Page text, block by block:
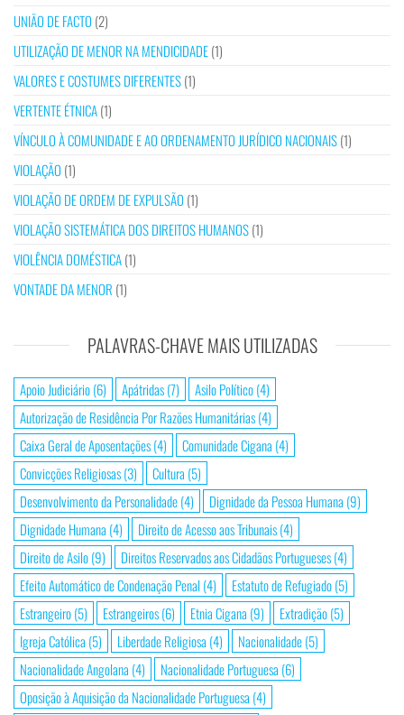
UNIÃO DE FACTO (2)
UTILIZAÇÃO DE MENOR NA MENDICIDADE(1)
VALORES E COSTUMES DIFERENTES(1)
VERTENTE ÉTNICA(1)
VÍNCULO À COMUNIDADE E AO ORDENAMENTO JURÍDICO NACIONAIS(1)
VIOLAÇÃO (1)
VIOLAÇÃO DE ORDEM DE EXPULSÃO (1)
VIOLAÇÃO SISTEMÁTICA DOS DIREITOS HUMANOS(1)
VIOLÊNCIA DOMÉSTICA(1)
VONTADE DA MENOR (1)
PALAVRAS-CHAVE MAIS UTILIZADAS
Apoio Judiciário(6) Apátridas(7) Asilo Político(4)
Autorização de Residência Por Razões Humanitárias(4)
Caixa Geral de Aposentações(4) Comunidade Cigana (4)
Convicções Religiosas(3) Cultura (5)
Desenvolvimento da Personalidade(4) Dignidade da Pessoa Humana (9)
Dignidade Humana (4) Direito de Acesso aos Tribunais(4)
Direito de Asilo(9) Direitos Reservados aos Cidadãos Portugueses(4)
Efeito Automático de Condenação Penal (4) Estatuto de Refugiado(5)
Estrangeiro(5) Estrangeiros(6) Etnia Cigana (9) Extradição(5)
Igreja Católica (5) Liberdade Religiosa (4) Nacionalidade(5)
Nacionalidade Angolana (4) Nacionalidade Portuguesa (6)
Oposição à Aquisição da Nacionalidade Portuguesa (4)